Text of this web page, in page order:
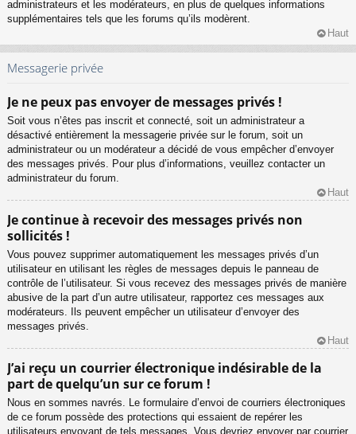
administrateurs et les modérateurs, en plus de quelques informations
supplémentaires tels que les forums qu’ils modèrent.
Haut
Messagerie privée
Je ne peux pas envoyer de messages privés !
Soit vous n’êtes pas inscrit et connecté, soit un administrateur a
désactivé entièrement la messagerie privée sur le forum, soit un
administrateur ou un modérateur a décidé de vous empêcher d’envoyer
des messages privés. Pour plus d’informations, veuillez contacter un
administrateur du forum.
Haut
Je continue à recevoir des messages privés non
sollicités !
Vous pouvez supprimer automatiquement les messages privés d’un
utilisateur en utilisant les règles de messages depuis le panneau de
contrôle de l’utilisateur. Si vous recevez des messages privés de manière
abusive de la part d’un autre utilisateur, rapportez ces messages aux
modérateurs. Ils peuvent empêcher un utilisateur d’envoyer des
messages privés.
Haut
J’ai reçu un courrier électronique indésirable de la
part de quelqu’un sur ce forum !
Nous en sommes navrés. Le formulaire d’envoi de courriers électroniques
de ce forum possède des protections qui essaient de repérer les
utilisateurs envoyant de tels messages. Vous devriez envoyer par courrier